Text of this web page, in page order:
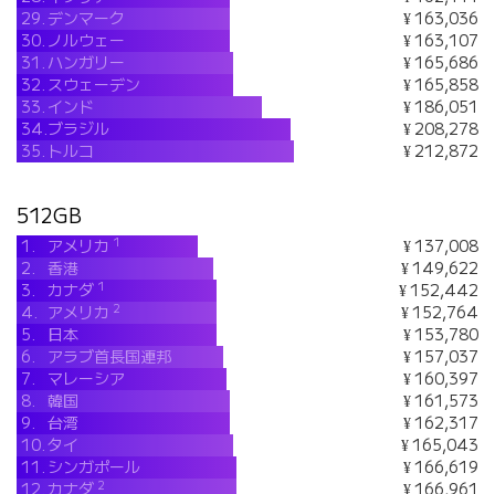
29.デンマーク
¥ 163,036
30. ノルウェー
¥ 163,107
31. ハンガリー
¥ 165,686
32. スウェーデン
¥ 165,858
33. インド
¥ 186,051
34.ブラジル
¥ 208,278
35. トルコ ¥ 212,872
512GB
1. アメリカ 1
¥ 137,008
2.
香港
¥ 149,622
3.
カナダ 1
¥ 152,442
4.
アメリカ 2
¥ 152,764
5.
日本
¥ 153,780
6.
アラブ首長国連邦
¥ 157,037
7.
マレーシア
¥ 160,397
8.
韓国
¥ 161,573
9.
台湾
¥ 162,317
10.タイ
¥ 165,043
11. シンガポール
¥ 166,619
12. カナダ 2
¥ 166,961